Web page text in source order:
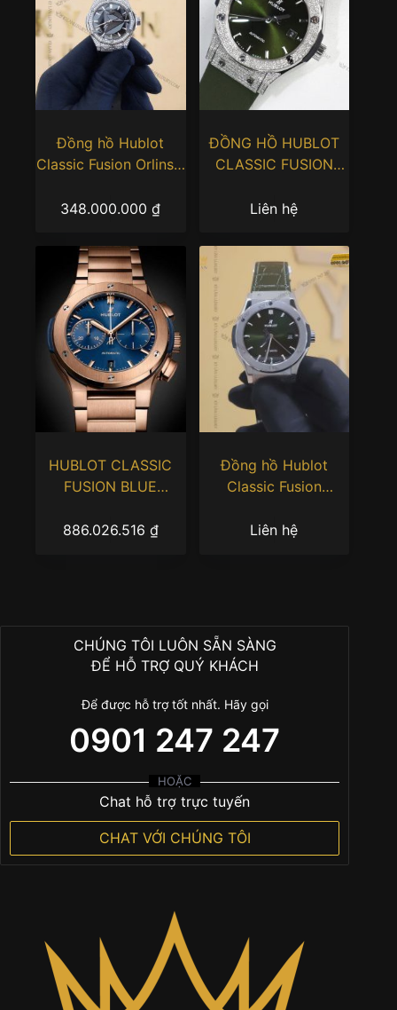
Đồng hồ Hublot
Classic Fusion Orlinski
348.000.000₫
ĐỒNG HỒ HUBLOT
CLASSIC FUSION
PAVE DIAMOND
542.NX.8970.RX
Liên hệ
HUBLOT CLASSIC
FUSION BLUE
GOLD BRACELET
886.026.516 ₫
Đồng hồ Hublot
Classic Fusion
542.NX.8970.LR
Liên hệ
CHÚNG TÔI LUÔN SẴN SÀNG
ĐỂ HỖ TRỢ QUÝ KHÁCH
Để được hỗ trợ tốt nhất. Hãy gọi
HOẶC
Chat hỗ trợ trực tuyến
CHAT VỚI CHÚNG TÔI